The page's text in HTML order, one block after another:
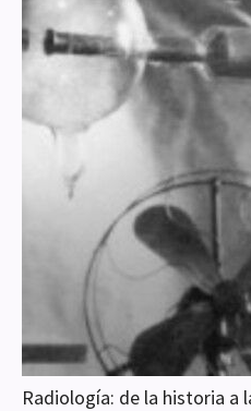
Radiología: de la historia a